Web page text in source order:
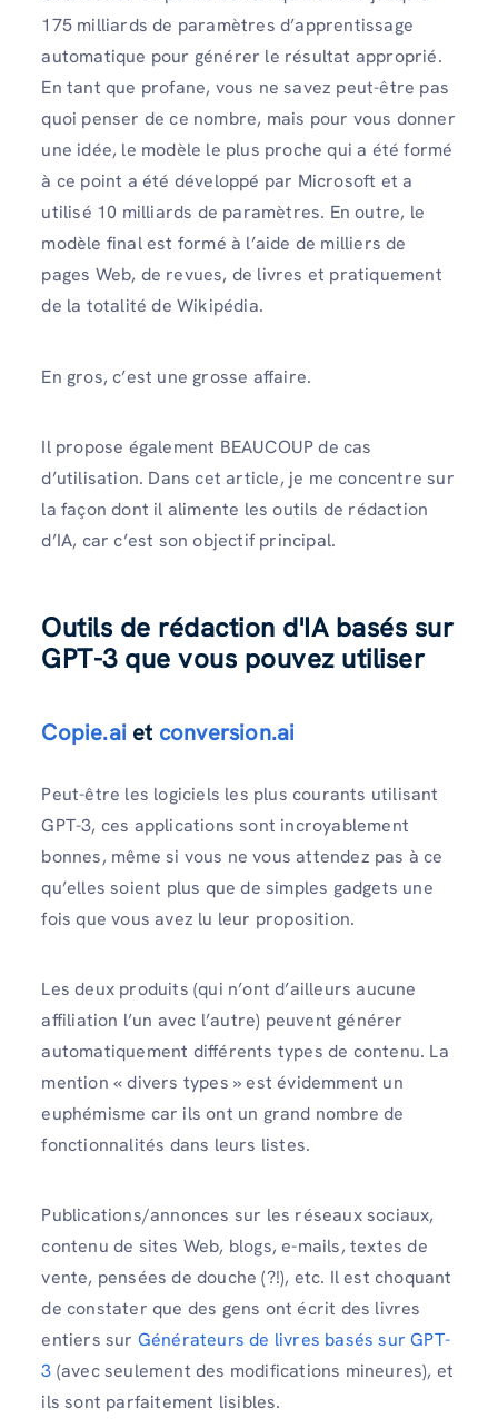
175 milliards de paramètres d’apprentissage
automatique pour générer le résultat approprié.
En tant que profane, vous ne savez peut-être pas
quoi penser de ce nombre, mais pour vous donner
une idée, le modèle le plus proche qui a été formé
à ce point a été développé par Microsoft et a
utilisé 10 milliards de paramètres. En outre, le
modèle final est formé à l’aide de milliers de
pages Web, de revues, de livres et pratiquement
de la totalité de Wikipédia.
En gros, c’est une grosse affaire.
Il propose également BEAUCOUP de cas
d’utilisation. Dans cet article, je me concentre sur
la façon dont il alimente les outils de rédaction
d’IA, car c’est son objectif principal.
Outils de rédaction d'IA basés sur
GPT-3 que vous pouvez utiliser
Copie.ai et conversion.ai
Peut-être les logiciels les plus courants utilisant
GPT-3, ces applications sont incroyablement
bonnes, même si vous ne vous attendez pas à ce
qu’elles soient plus que de simples gadgets une
fois que vous avez lu leur proposition.
Les deux produits (qui n’ont d’ailleurs aucune
affiliation l’un avec l’autre) peuvent générer
automatiquement différents types de contenu. La
mention « divers types » est évidemment un
euphémisme car ils ont un grand nombre de
fonctionnalités dans leurs listes.
Publications/annonces sur les réseaux sociaux,
contenu de sites Web, blogs, e-mails, textes de
vente, pensées de douche (?!), etc. Il est choquant
de constater que des gens ont écrit des livres
entiers sur Générateurs de livres basés sur GPT-
3 (avec seulement des modifications mineures), et
ils sont parfaitement lisibles.